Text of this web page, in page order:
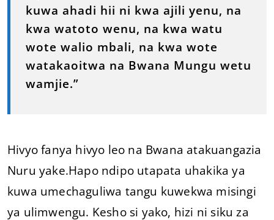
kuwa ahadi hii ni kwa ajili yenu, na
kwa watoto wenu, na kwa watu
wote walio mbali, na kwa wote
watakaoitwa na Bwana Mungu wetu
wamjie.”
Hivyo fanya hivyo leo na Bwana atakuangazia
Nuru yake.Hapo ndipo utapata uhakika ya
kuwa umechaguliwa tangu kuwekwa misingi
ya ulimwengu. Kesho si yako, hizi ni siku za